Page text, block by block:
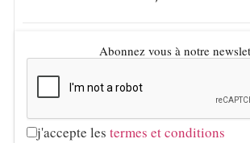
Abonnez vous à notre
j'accepte les termes et conditions